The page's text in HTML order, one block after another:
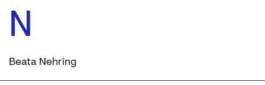
N
Beata Nehring